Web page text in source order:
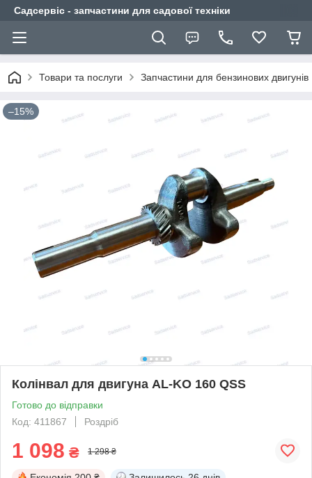
Садсервіс - запчастини для садової техніки
Товари та послуги Запчастини для бензинових двигунів
–15%
Колінвал для двигуна AL-KO 160 QSS
Готово до відправки
Код: 411867
Роздріб
1 098 ₴ 1 298 ₴